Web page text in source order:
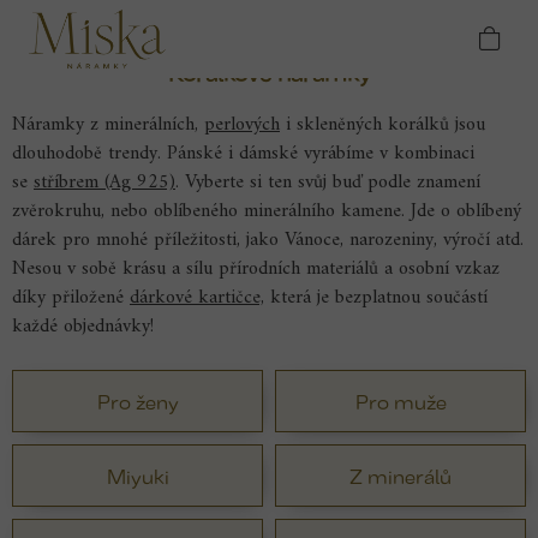
Přejít
obsah
Domů Náramky
Korálkové náramky
Náramky z minerálních, perlových i skleněných korálků jsou
dlouhodobě trendy. Pánské i dámské vyrábíme v kombinaci
sestříbrem (Ag 925). Vyberte si ten svůj buď podle znamení
zvěrokruhu, nebo oblíbeného minerálního kamene. Jde o oblíbený
dárek pro mnohé příležitosti, jako Vánoce, narozeniny, výročí atd.
Nesou v sobě krásu a sílu přírodních materiálů a osobní vzkaz
díky přiloženédárkové kartičce, která je bezplatnou součástí
každé objednávky!
Pro ženy Pro muže
Miyuki Z minerálů